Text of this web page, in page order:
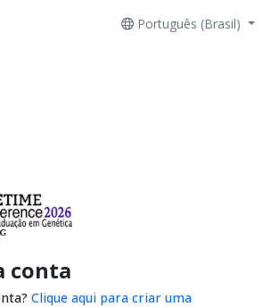
Português (Brasil)
conta
Clique aqui para criar uma